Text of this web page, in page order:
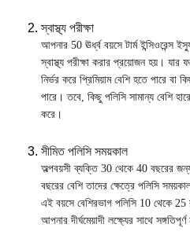
স্বাস্থ্য পরীক্ষা
আপনার 50 ঊর্ধ্ব বয়সে টার্ম ইন্সিওরেন্স
স্বাস্থ্য পরীক্ষা করার প্রয়োজন হয়।
নির্ভর করে প্রিমিয়াম বেশি হতে পারে
পারে। তবে, কিছু পলিসি সামান্য বেশি
করে।
সীমিত পলিসি সময়কাল
অল্পবয়সী ব্যক্তি 30 থেকে 40 বছরের
বছরের বেশি তাদের ক্ষেত্রে পলিসি
এই বয়সে বেশিরভাগ পলিসি 10 থেকে 25
আপনার দীর্ঘমেয়াদী লক্ষ্যের সাথে